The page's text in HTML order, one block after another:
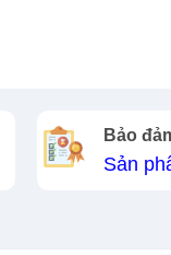
Bảo
Sản